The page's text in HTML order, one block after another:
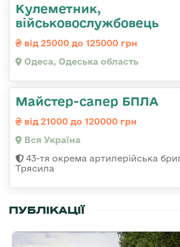
Кулеметник,
військовослужбовець
від 25000 до 125000 грн
Одеса, Одеська область
Майстер-сапер БПЛА
від 21000 до 120000 грн
Вся Україна
43-тя окрема артилерійська
Трясила
ПУБЛІКАЦІЇ